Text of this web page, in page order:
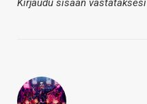
Kirjaudu sisään vastataksesi